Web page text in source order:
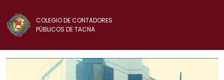
COLEGIO DE CONTADORES
PÚBLICOS DE TACNA